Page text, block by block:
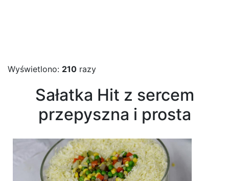
Wyświetlono: 210 razy
Sałatka Hit z sercem
przepyszna i prosta